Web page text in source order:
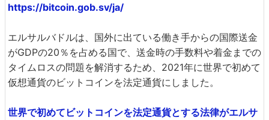
https://bitcoin.gob.sv/ja/
エルサルバドルは、国外に出ている働き手からの国際送金
がGDPの20％を占める国で、送金時の手数料や着金までの
タイムロスの問題を解消するため、2021年に世界で初めて
仮想通貨のビットコインを法定通貨にしました。
世界で初めてビットコインを法定通貨とする法律がエルサ